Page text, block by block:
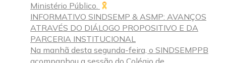
Ministério Público.
INFORMATIVO SINDSEMP & ASMP: AVANÇOS
ATRAVÉS DO DIÁLOGO PROPOSITIVO E DA
PARCERIA INSTITUCIONAL
Na manhã desta segunda-feira, o SINDSEMPPB
acompanhou a sessão do Colégio de